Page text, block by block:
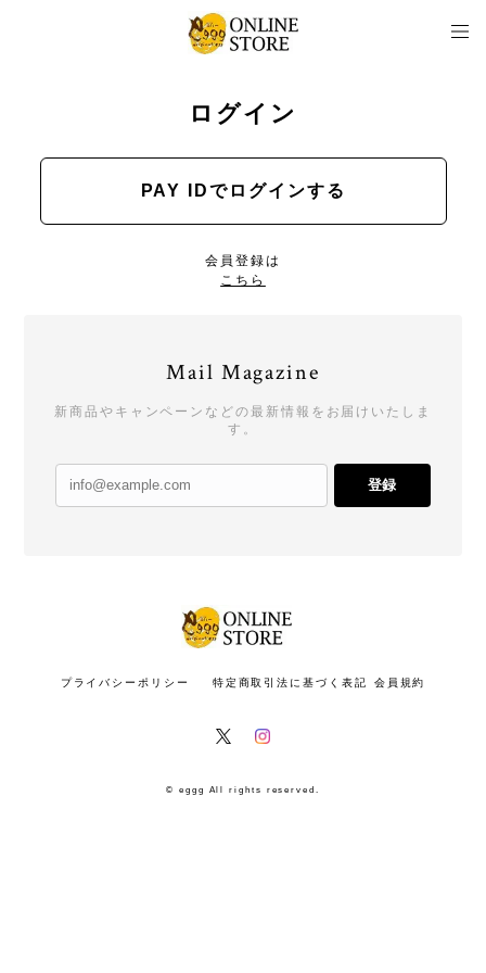
ログイン
PAY IDでログインする
会員登録は
こちら
Mail Magazine
新商品やキャンペーンなどの最新情報をお届けいたしま
す。
登録
プライバシーポリシー 特定商取引法に基づく表記 会員規約
© eggg All rights reserved.